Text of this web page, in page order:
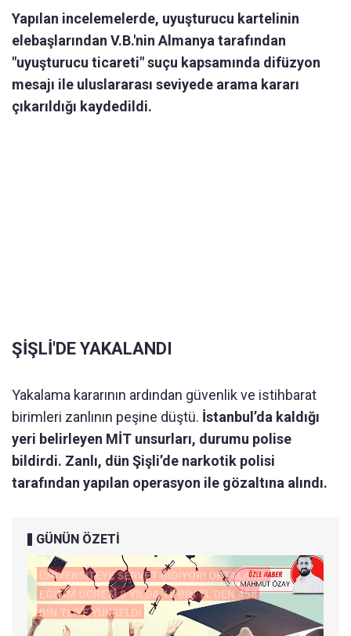
Yapılan incelemelerde, uyuşturucu kartelinin
elebaşlarından V.B.'nin Almanya tarafından
"uyuşturucu ticareti" suçu kapsamında difüzyon
mesajı ile uluslararası seviyede arama kararı
çıkarıldığı kaydedildi.
ŞİŞLİ'DE YAKALANDI
Yakalama kararının ardından güvenlik ve istihbarat
birimleri zanlının peşine düştü. İstanbul’da kaldığı
yeri belirleyen MİT unsurları, durumu polise
bildirdi. Zanlı, dün Şişli’de narkotik polisi
tarafından yapılan operasyon ile gözaltına alındı.
GÜNÜN ÖZETİ